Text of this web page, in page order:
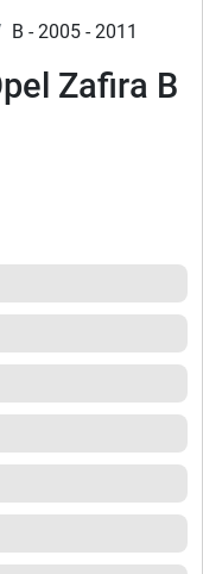
B - 2005 - 2011
Zafira B